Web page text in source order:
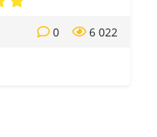
6 022
0